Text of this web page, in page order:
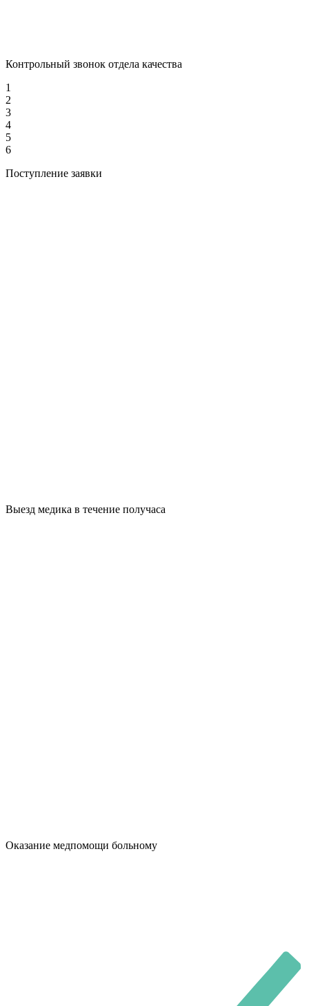
Контрольный звонок отдела качества
1
2
3
4
5
6
Поступление заявки
Выезд медика в течение получаса
Оказание медпомощи больному